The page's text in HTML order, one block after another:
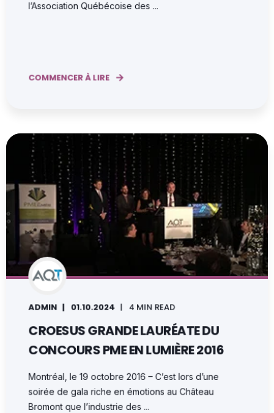
l’Association Québécoise des ...
COMMENCER À LIRE
ADMIN 01.10.2024 4 MIN READ
CROESUS GRANDE LAURÉATE DU
CONCOURS PME EN LUMIÈRE 2016
Montréal, le 19 octobre 2016 – C’est lors d’une
soirée de gala riche en émotions au Château
Bromont que l’industrie des ...